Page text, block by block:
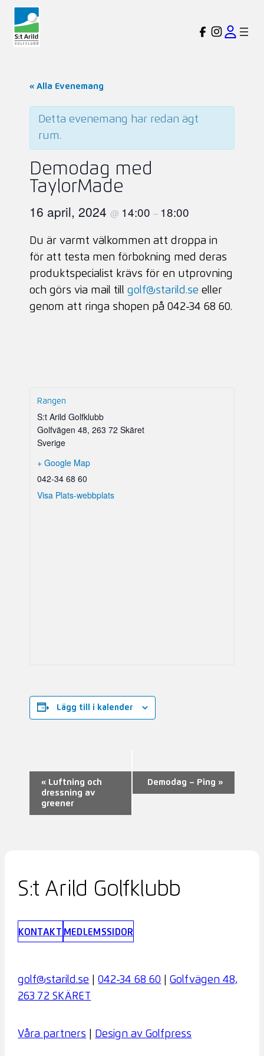
« Alla Evenemang
Detta evenemang har redan ägt
rum.
Demodag med
TaylorMade
16 april, 2024@ 14:00– 18:00
Du är varmt välkommen att droppa in
för att testa men förbokning med deras
produktspecialist krävs för en utprovning
och görs via mail tillgolf@starild.se eller
genom att ringa shopen på 042-34 68 60.
Rangen
S:t Arild Golfklubb
Golfvägen 48, 263 72 Skäret
Sverige
+ Google Map
042-34 68 60
Visa Plats-webbplats
Lägg till i kalender
Evenemang-
navigering
« Luftning och
dressning av
greener
Demodag – Ping »
S:t Arild Golfklubb
KONTAKT MEDLEMSSIDOR
golf@starild.se |042-34 68 60 |Golfvägen 48,
263 72 SKÄRET
Våra partners Design av Golfpress